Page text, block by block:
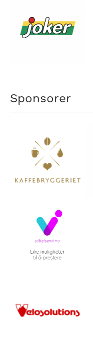
Sponsorer